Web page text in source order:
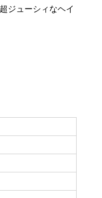
ジューシィなヘイ